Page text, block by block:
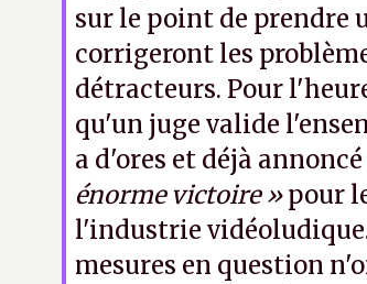
sur le point de prendre
corrigeront les
détracteurs. Pour
qu'un juge valide
a d'ores et déjà
énorme victoire »pour
l'industrie
mesures en question